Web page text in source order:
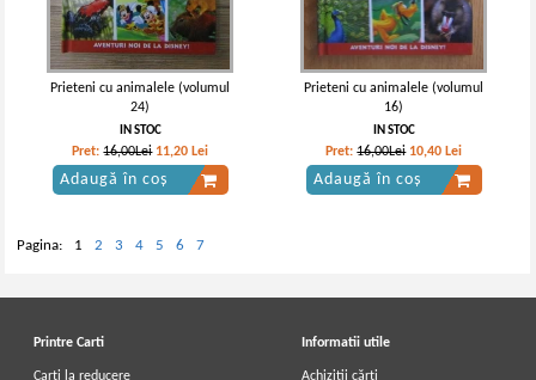
Prieteni cu animalele (volumul
24)
IN STOC
Pret:16,00Lei 11,20 Lei
Adaugă în coș
Prieteni cu animalele (volumul
16)
IN STOC
Pret:16,00Lei 10,40 Lei
Adaugă în coș
Pagina: 1 2 3 4 5 6 7
Printre Carti
Carți la reducere
Informatii utile
Achizitii cărți